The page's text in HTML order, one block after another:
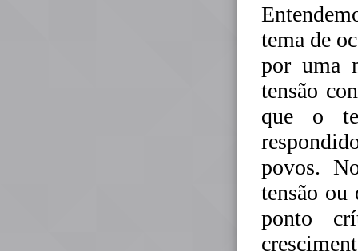
tema de
por uma
tensão
que o
povos.
tensão ou
ponto